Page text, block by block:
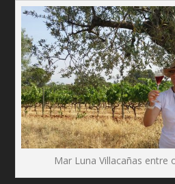
Mar Luna Villacañas entre